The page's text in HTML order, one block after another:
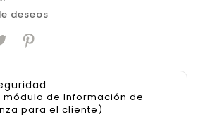
deseos
de Información de
para el cliente)